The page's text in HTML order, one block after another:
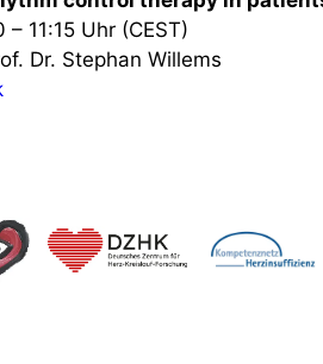
11:15 Uhr (CEST)
Dr. Stephan Willems